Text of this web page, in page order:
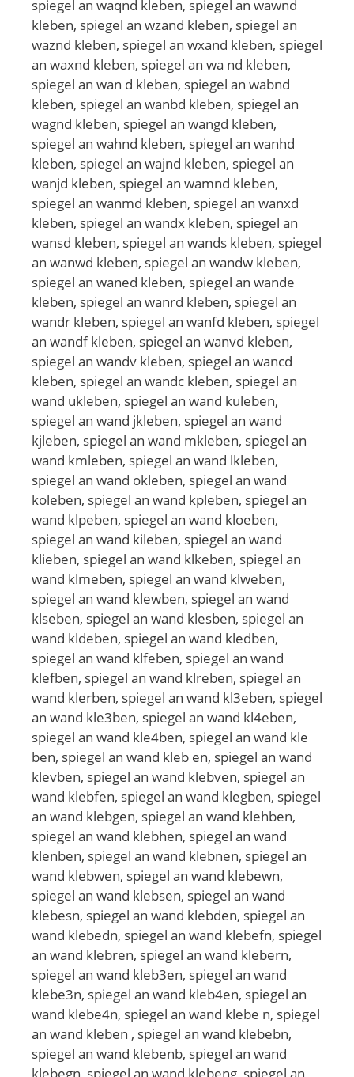
spiegel an waqnd kleben, spiegel an wawnd
kleben, spiegel an wzand kleben, spiegel an
waznd kleben, spiegel an wxand kleben, spiegel
an waxnd kleben, spiegel an wa nd kleben,
spiegel an wan d kleben, spiegel an wabnd
kleben, spiegel an wanbd kleben, spiegel an
wagnd kleben, spiegel an wangd kleben,
spiegel an wahnd kleben, spiegel an wanhd
kleben, spiegel an wajnd kleben, spiegel an
wanjd kleben, spiegel an wamnd kleben,
spiegel an wanmd kleben, spiegel an wanxd
kleben, spiegel an wandx kleben, spiegel an
wansd kleben, spiegel an wands kleben, spiegel
an wanwd kleben, spiegel an wandw kleben,
spiegel an waned kleben, spiegel an wande
kleben, spiegel an wanrd kleben, spiegel an
wandr kleben, spiegel an wanfd kleben, spiegel
an wandf kleben, spiegel an wanvd kleben,
spiegel an wandv kleben, spiegel an wancd
kleben, spiegel an wandc kleben, spiegel an
wand ukleben, spiegel an wand kuleben,
spiegel an wand jkleben, spiegel an wand
kjleben, spiegel an wand mkleben, spiegel an
wand kmleben, spiegel an wand lkleben,
spiegel an wand okleben, spiegel an wand
koleben, spiegel an wand kpleben, spiegel an
wand klpeben, spiegel an wand kloeben,
spiegel an wand kileben, spiegel an wand
klieben, spiegel an wand klkeben, spiegel an
wand klmeben, spiegel an wand klweben,
spiegel an wand klewben, spiegel an wand
klseben, spiegel an wand klesben, spiegel an
wand kldeben, spiegel an wand kledben,
spiegel an wand klfeben, spiegel an wand
klefben, spiegel an wand klreben, spiegel an
wand klerben, spiegel an wand kl3eben, spiegel
an wand kle3ben, spiegel an wand kl4eben,
spiegel an wand kle4ben, spiegel an wand kle
ben, spiegel an wand kleb en, spiegel an wand
klevben, spiegel an wand klebven, spiegel an
wand klebfen, spiegel an wand klegben, spiegel
an wand klebgen, spiegel an wand klehben,
spiegel an wand klebhen, spiegel an wand
klenben, spiegel an wand klebnen, spiegel an
wand klebwen, spiegel an wand klebewn,
spiegel an wand klebsen, spiegel an wand
klebesn, spiegel an wand klebden, spiegel an
wand klebedn, spiegel an wand klebefn, spiegel
an wand klebren, spiegel an wand klebern,
spiegel an wand kleb3en, spiegel an wand
klebe3n, spiegel an wand kleb4en, spiegel an
wand klebe4n, spiegel an wand klebe n, spiegel
an wand kleben , spiegel an wand klebebn,
spiegel an wand klebenb, spiegel an wand